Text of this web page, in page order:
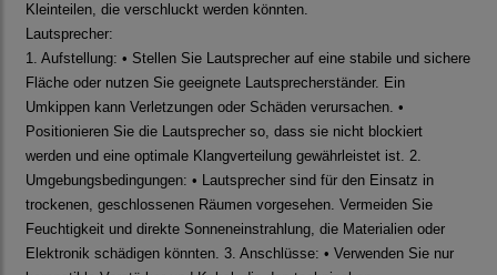
Kleinteilen, die verschluckt werden könnten.
Lautsprecher:
1. Aufstellung: • Stellen Sie Lautsprecher auf eine stabile und sichere
Fläche oder nutzen Sie geeignete Lautsprecherständer. Ein
Umkippen kann Verletzungen oder Schäden verursachen. •
Positionieren Sie die Lautsprecher so, dass sie nicht blockiert
werden und eine optimale Klangverteilung gewährleistet ist. 2.
Umgebungsbedingungen: • Lautsprecher sind für den Einsatz in
trockenen, geschlossenen Räumen vorgesehen. Vermeiden Sie
Feuchtigkeit und direkte Sonneneinstrahlung, die Materialien oder
Elektronik schädigen könnten. 3. Anschlüsse: • Verwenden Sie nur